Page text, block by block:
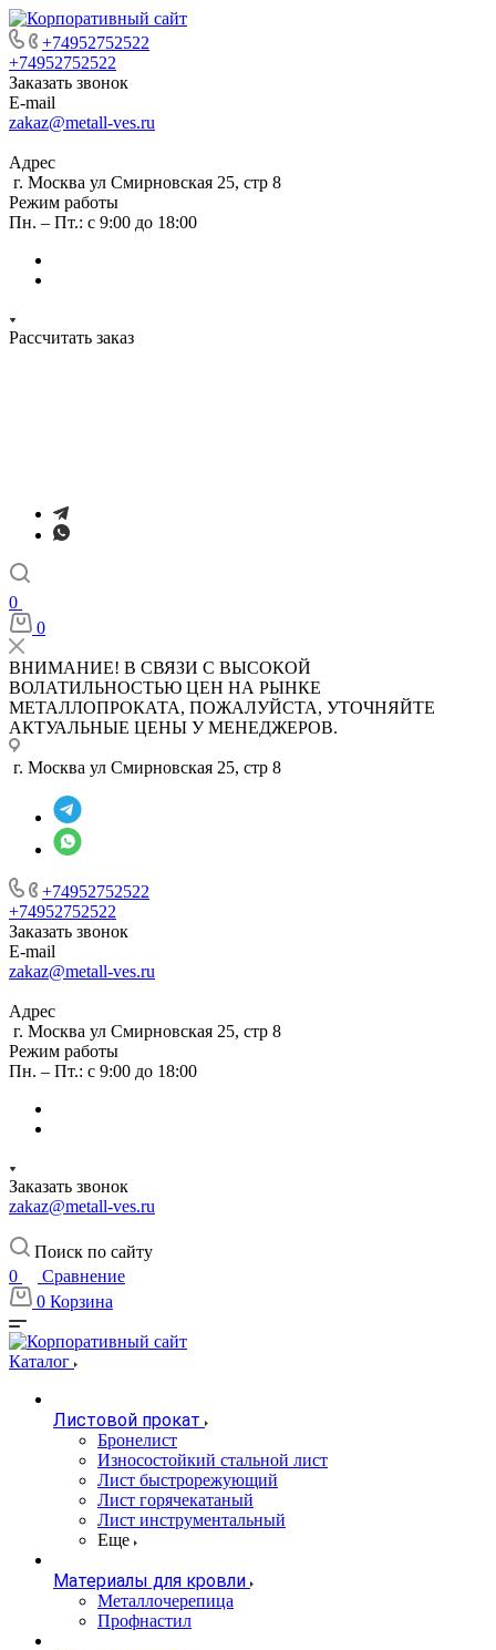
+74952752522
+74952752522
Заказать звонок
E-mail
zakaz@metall-ves.ru
Адрес
г. Москва ул Смирновская 25, стр 8
Режим работы
Пн. – Пт.: с 9:00 до 18:00
Рассчитать заказ
0
0
ВНИМАНИЕ! В СВЯЗИ С ВЫСОКОЙ
ВОЛАТИЛЬНОСТЬЮ ЦЕН НА РЫНКЕ
МЕТАЛЛОПРОКАТА, ПОЖАЛУЙСТА, УТОЧНЯЙТЕ
АКТУАЛЬНЫЕ ЦЕНЫ У МЕНЕДЖЕРОВ.
г. Москва ул Смирновская 25, стр 8
+74952752522
+74952752522
Заказать звонок
E-mail
zakaz@metall-ves.ru
Адрес
г. Москва ул Смирновская 25, стр 8
Режим работы
Пн. – Пт.: с 9:00 до 18:00
Заказать звонок
zakaz@metall-ves.ru
Поиск по сайту
0
Сравнение
0 Корзина
Каталог
Листовой прокат
Бронелист
Износостойкий стальной лист
Лист быстрорежующий
Лист горячекатаный
Лист инструментальный
Еще
Материалы для кровли
Металлочерепица
Профнастил